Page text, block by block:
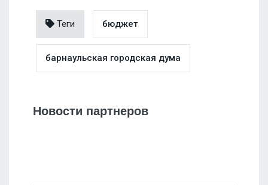
Теги бюджет
барнаульская городская дума
Новости партнеров